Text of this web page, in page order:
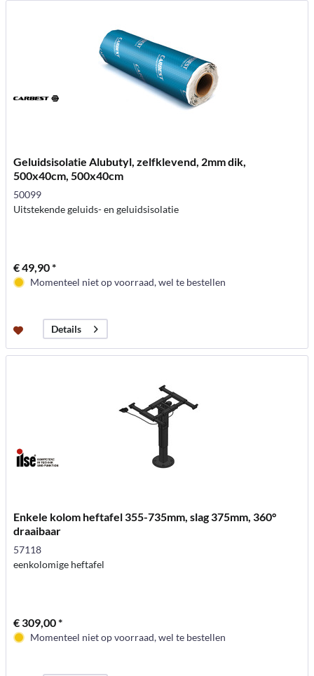
Geluidsisolatie Alubutyl, zelfklevend, 2mm dik,
500x40cm, 500x40cm
50099
Uitstekende geluids- en geluidsisolatie
€ 49,90 *
Momenteel niet op voorraad, wel te bestellen
Details
Enkele kolom heftafel 355-735mm, slag 375mm, 360°
draaibaar
57118
eenkolomige heftafel
€ 309,00 *
Momenteel niet op voorraad, wel te bestellen